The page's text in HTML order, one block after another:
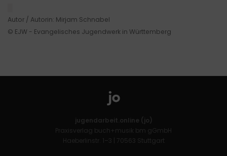
Autor / Autorin: Mirjam Schnabel
© EJW - Evangelisches Jugendwerk in Württemberg
jugendarbeit.online (jo)
Praxisverlag buch+musik bm gGmbH
Haeberlinstr. 1–3 | 70563 Stuttgart